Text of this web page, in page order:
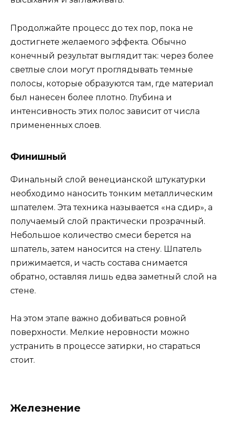
Продолжайте процесс до тех пор, пока не
достигнете желаемого эффекта. Обычно
конечный результат выглядит так: через более
светлые слои могут проглядывать темные
полосы, которые образуются там, где материал
был нанесен более плотно. Глубина и
интенсивность этих полос зависит от числа
примененных слоев.
Финишный
Финальный слой венецианской штукатурки
необходимо наносить тонким металлическим
шпателем. Эта техника называется «на сдир», а
получаемый слой практически прозрачный.
Небольшое количество смеси берется на
шпатель, затем наносится на стену. Шпатель
прижимается, и часть состава снимается
обратно, оставляя лишь едва заметный слой на
стене.
На этом этапе важно добиваться ровной
поверхности. Мелкие неровности можно
устранить в процессе затирки, но стараться
стоит.
Железнение